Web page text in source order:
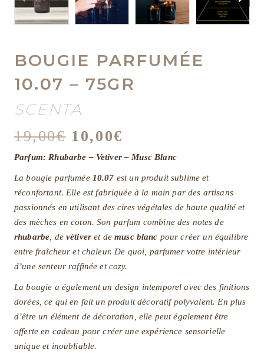
BOUGIE PARFUMÉE
10.07 – 75GR
SCENTA
19,00€ Le
prix
était :
19,00€.
10,00€
prix
est :
10,00€.
Parfum: Rhubarbe – Vetiver – Musc Blanc
La bougie parfumée 10.07 est un produit sublime et
réconfortant. Elle est fabriquée à la main par des artisans
passionnés en utilisant des cires végétales de haute qualité et
des mèches en coton. Son parfum combine des notes de
rhubarbe , de vétiver et demusc blanc pour créer un équilibre
entre fraîcheur et chaleur. De quoi, parfumer votre intérieur
d’une senteur raffinée et cozy.
La bougie a également un design intemporel avec des finitions
dorées, ce qui en fait un produit décoratif polyvalent. En plus
d’être un élément de décoration, elle peut également être
offerte en cadeau pour créer une expérience sensorielle
unique et inoubliable.